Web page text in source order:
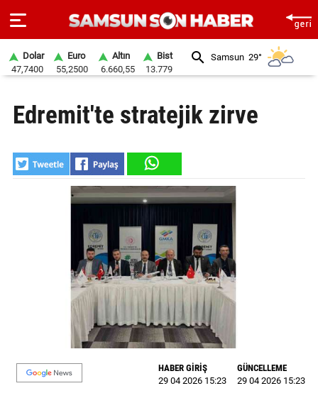
SAYFA
HABER
SAMSUNSPOR
EKONOMİ
MAGAZİN
GALERİ
Dolar
47,7400
Euro
55,2500
Altın
6.660,55
Bist
13.779
Samsun 29°
Edremit'te stratejik zirve
HABER GİRİŞ
29 04 2026 15:23
GÜNCELLEME
29 04 2026 15:23